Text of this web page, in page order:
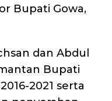
Bupati Gowa,
dan Abdul
Bupati
2021 serta